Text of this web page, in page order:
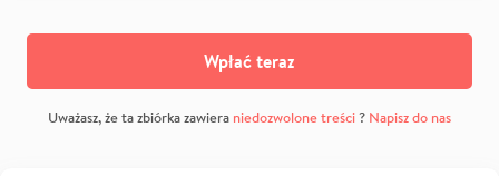
Wpłać teraz
Uważasz, że ta zbiórka zawiera niedozwolone treści? Napisz do nas